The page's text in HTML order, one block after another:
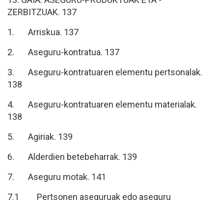
ZERBITZUAK. 137
1. Arriskua. 137
2. Aseguru-kontratua. 137
3. Aseguru-kontratuaren elementu pertsonalak.
138
4. Aseguru-kontratuaren elementu materialak.
138
5. Agiriak. 139
6. Alderdien betebeharrak. 139
7. Aseguru motak. 141
7.1 Pertsonen aseguruak edo aseguru